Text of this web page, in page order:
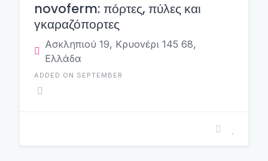
novoferm: πόρτες, πύλες και
γκαραζόπορτες
Ασκληπιού 19, Κρυονέρι 145 68,
Ελλάδα
ADDED ON SEPTEMBER